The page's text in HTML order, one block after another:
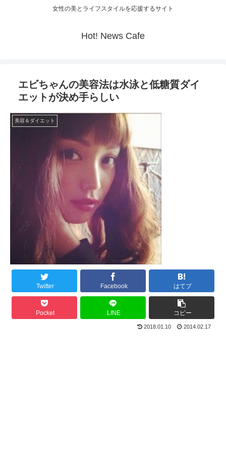
女性の美とライフスタイルを応援するサイト
Hot! News Cafe
エビちゃんの美容法は水泳と低糖質ダイ
エットが決め手らしい
美容＆ダイエット
Twitter Facebook はてブ
Pocket LINE コピー
2018.01.10 2014.02.17